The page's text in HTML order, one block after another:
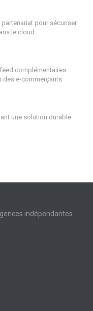
partenariat pour sécuriser
le cloud
complémentaires
des e-commerçants
une solution durable
indépendantes